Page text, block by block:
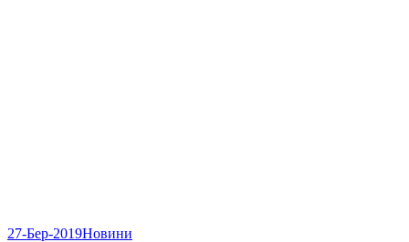
27-Бер-2019Новини